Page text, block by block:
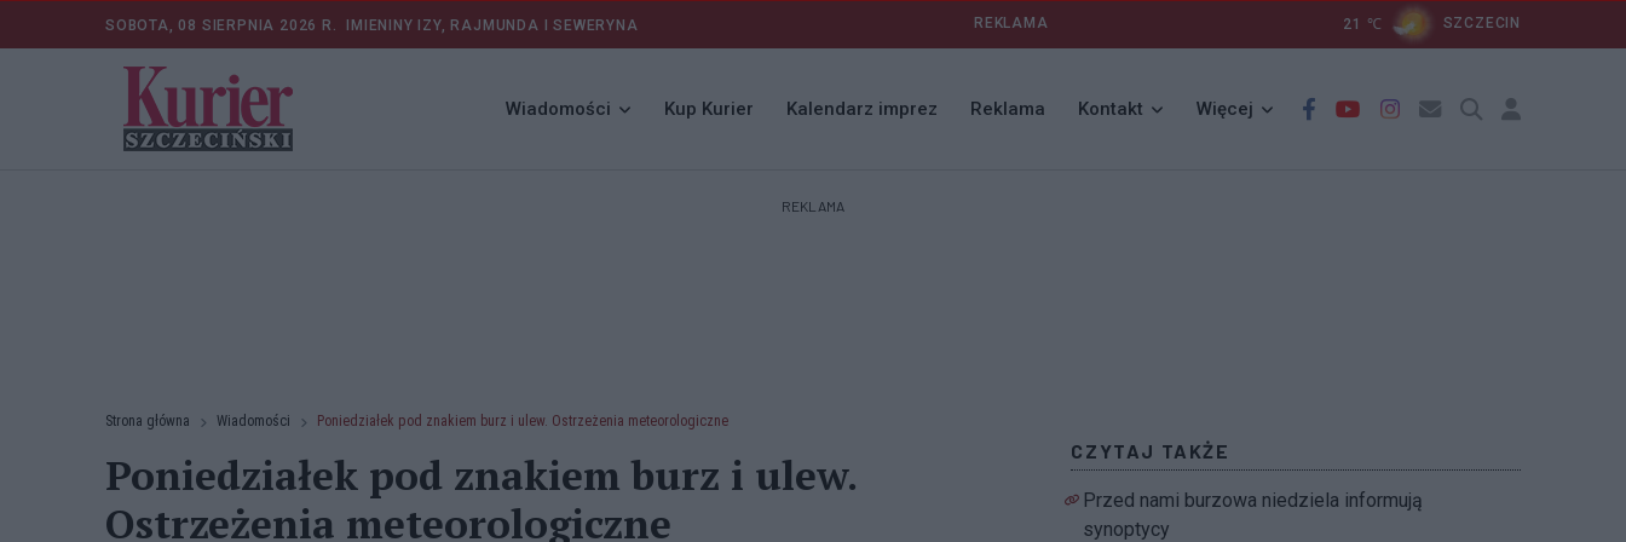
SOBOTA, 08 SIERPNIA 2026 R. IMIENINY IZY, RAJMUNDA I SEWERYNA REKLAMA 21 ℃ SZCZECIN
Wiadomości Kup Kurier Kalendarz imprez Reklama Kontakt Więcej
REKLAMA
Strona główna Wiadomości Poniedziałek pod znakiem burz i ulew. Ostrzeżenia meteorologiczne
Poniedziałek pod znakiem burz i ulew.
Ostrzeżenia meteorologiczne
CZYTAJ TAKŻE
Przed nami burzowa niedziela informują
synoptycy